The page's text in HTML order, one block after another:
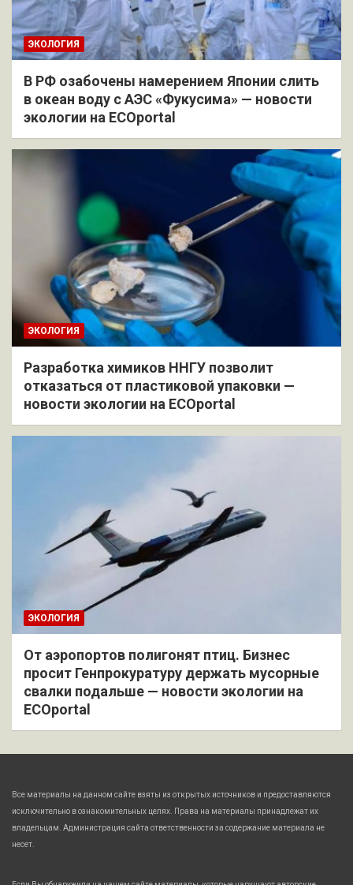
ЭКОЛОГИЯ
В РФ озабочены намерением Японии слить
в океан воду с АЭС «Фукусима» — новости
экологии на ECOportal
ЭКОЛОГИЯ
Разработка химиков ННГУ позволит
отказаться от пластиковой упаковки —
новости экологии на ECOportal
ЭКОЛОГИЯ
От аэропортов полигонят птиц. Бизнес
просит Генпрокуратуру держать мусорные
свалки подальше — новости экологии на
ECOportal
Все материалы на данном сайте взяты из открытых источников и предоставляются
исключительно в ознакомительных целях. Права на материалы принадлежат их
владельцам. Администрация сайта ответственности за содержание материала не
несет.